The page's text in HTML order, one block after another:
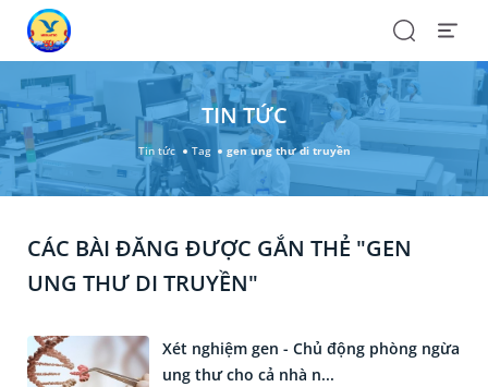
SearchOpen
TIN TỨC
Tin tức Tag gen ung thư di truyền
CÁC BÀI ĐĂNG ĐƯỢC GẮN THẺ "GEN
UNG THƯ DI TRUYỀN"
Xét nghiệm gen - Chủ động phòng ngừa
ung thư cho cả nhà n...